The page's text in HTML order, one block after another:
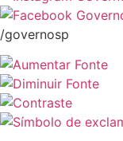
/governosp